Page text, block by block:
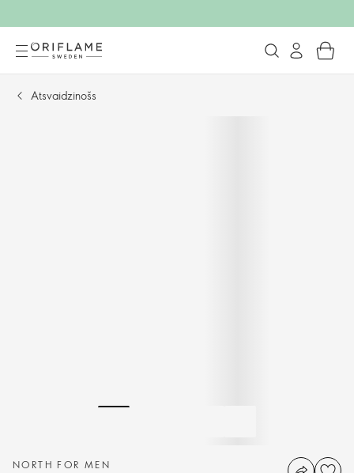
Atsvaidzinošs
NORTH FOR MEN